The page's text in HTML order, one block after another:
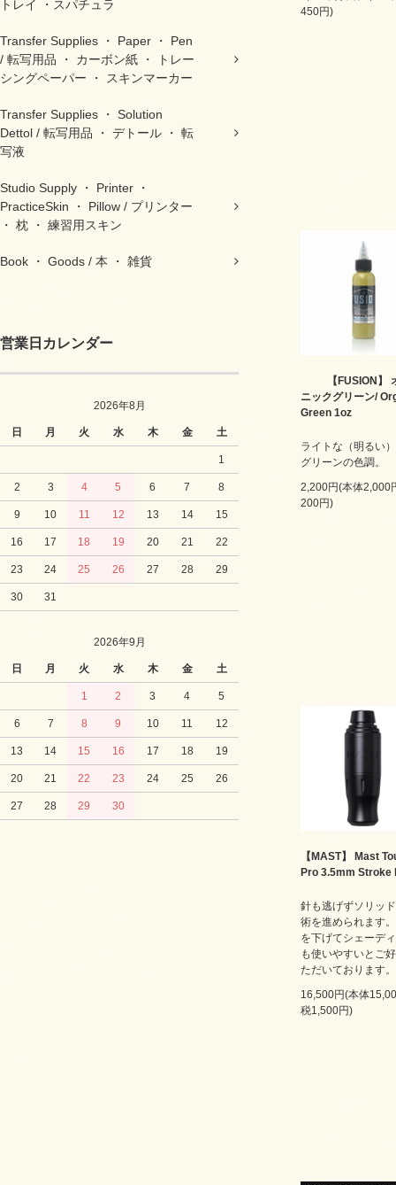
トレイ ・スパチュラ
Transfer Supplies ・ Paper ・ Pen
/ 転写用品 ・ カーボン紙 ・ トレー
シングペーパー ・ スキンマーカー
Transfer Supplies ・ Solution
Dettol / 転写用品 ・ デトール ・ 転
写液
Studio Supply ・ Printer ・
PracticeSkin ・ Pillow / プリンター
・ 枕 ・ 練習用スキン
Book ・ Goods / 本 ・ 雑貨
営業日カレンダー
2026年8月
日 月 火 水 木 金 土
1
2 3 4 5 6 7 8
9 10 11 12 13 14 15
16 17 18 19 20 21 22
23 24 25 26 27 28 29
30 31
2026年9月
日 月 火 水 木 金 土
1 2 3 4 5
6 7 8 9 10 11 12
13 14 15 16 17 18 19
20 21 22 23 24 25 26
27 28 29 30
450円)
【FUSION】
ニックグリーン/
Green 1oz
ライトな（明るい
グリーンの色調。
2,200円(本体2,000
200円)
【MAST】 Mast
Pro 3.5mm Stroke
針も逃げずソリッ
術を進められます
を下げてシェーデ
も使いやすいとご
ただいております。
16,500円(本体
税1,500円)